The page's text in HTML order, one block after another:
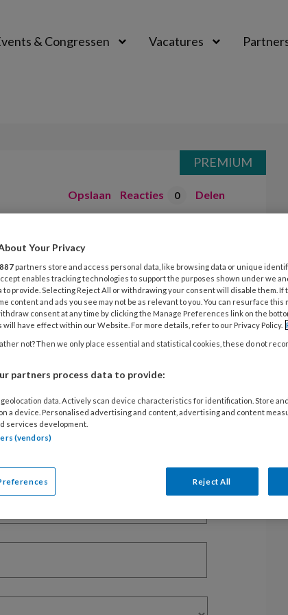
& Congressen Vacatures
Opslaan Reacties 0 Delen
2
lezen?
lees 2 artikelen gratis per maand
PREMIUM
Your Privacy
887 partners store and access personal data, like browsing data or unique
enables tracking technologies to support the purposes shown under we
to provide. Selecting Reject All or withdrawing your consent will disable them. If
content and ads you see may not be as relevant to you. You can resurface this
consent at any time by clicking the Manage Preferences link on the
will have effect within our Website. For more details, refer to our Privacy Policy.
not? Then we only place essential and statistical cookies, these do not
partners process data to provide:
data. Actively scan device characteristics for identification. Store
a device. Personalised advertising and content, advertising and content
services development.
(vendors)
Reject All